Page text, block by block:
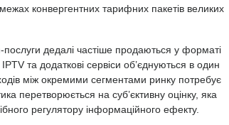
конвергентних тарифних пакетів великих
дедалі частіше продаються у форматі
та додаткові сервіси об’єднуються в один
між окремими сегментами ринку потребує
перетворюється на суб’єктивну оцінку, яка
регулятору інформаційного ефекту.